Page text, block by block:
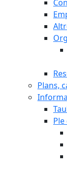
Plans,